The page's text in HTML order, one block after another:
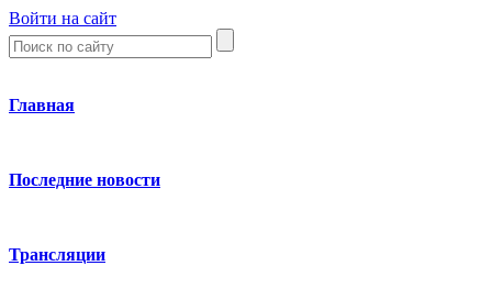
Войти на сайт
Главная
Последние новости
Трансляции